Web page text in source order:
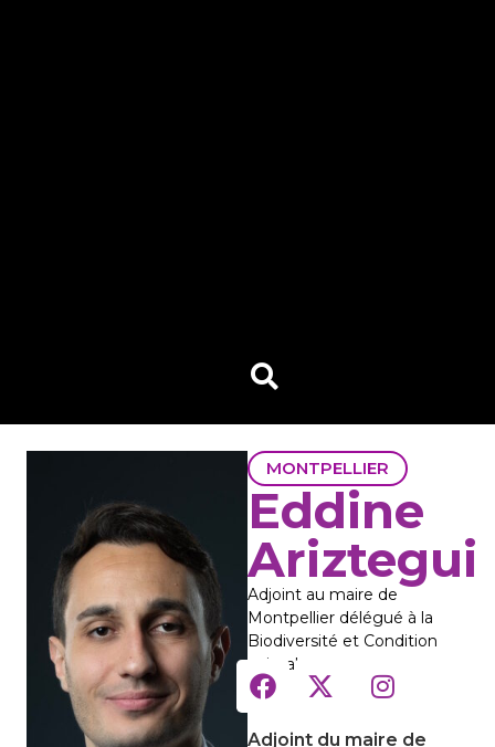
MONTPELLIER
Eddine
Ariztegui
Adjoint au maire de
Montpellier délégué à la
Biodiversité et Condition
animale
Adjoint du maire de